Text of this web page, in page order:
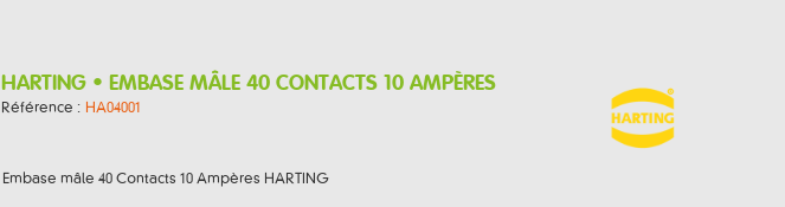
HARTING • EMBASE MÂLE 40 CONTACTS 10 AMPÈRES
Référence : HA04001
Embase mâle 40 Contacts 10 Ampères HARTING